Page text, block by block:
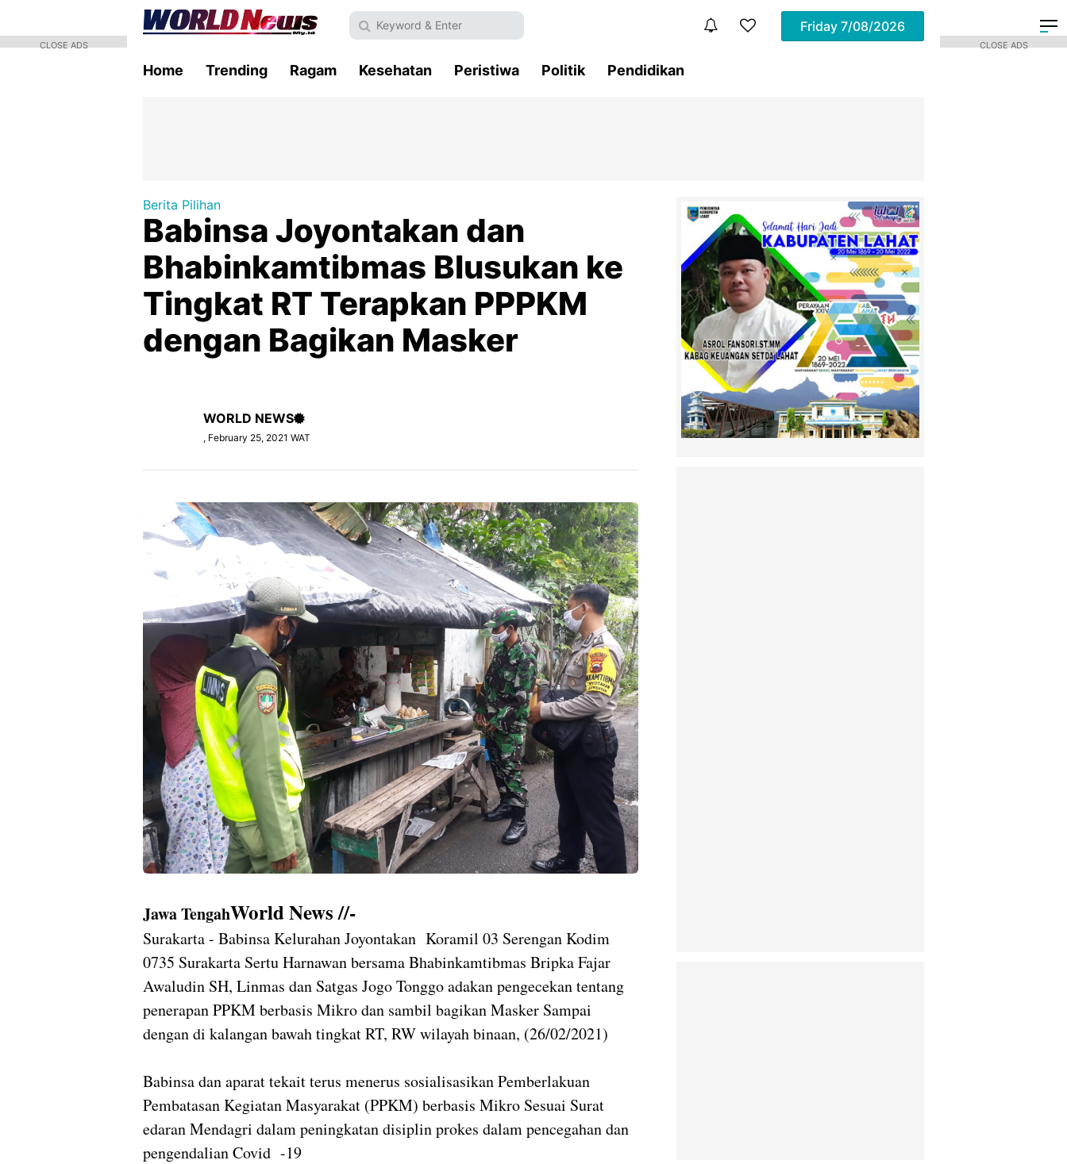
Friday 7/08/2026
Home Trending Ragam Kesehatan Peristiwa Politik Pendidikan
Berita Pilihan
Babinsa Joyontakan dan
Bhabinkamtibmas Blusukan ke
Tingkat RT Terapkan PPPKM
dengan Bagikan Masker
WORLD NEWS
, February 25, 2021 WAT
Jawa TengahWorld News //-
Surakarta - Babinsa Kelurahan Joyontakan Koramil 03 Serengan Kodim
0735 Surakarta Sertu Harnawan bersama Bhabinkamtibmas Bripka Fajar
Awaludin SH, Linmas dan Satgas Jogo Tonggo adakan pengecekan tentang
penerapan PPKM berbasis Mikro dan sambil bagikan Masker Sampai
dengan di kalangan bawah tingkat RT, RW wilayah binaan, (26/02/2021)
Babinsa dan aparat tekait terus menerus sosialisasikan Pemberlakuan
Pembatasan Kegiatan Masyarakat (PPKM) berbasis Mikro Sesuai Surat
edaran Mendagri dalam peningkatan disiplin prokes dalam pencegahan dan
pengendalian Covid -19
CLOSE ADS CLOSE ADS